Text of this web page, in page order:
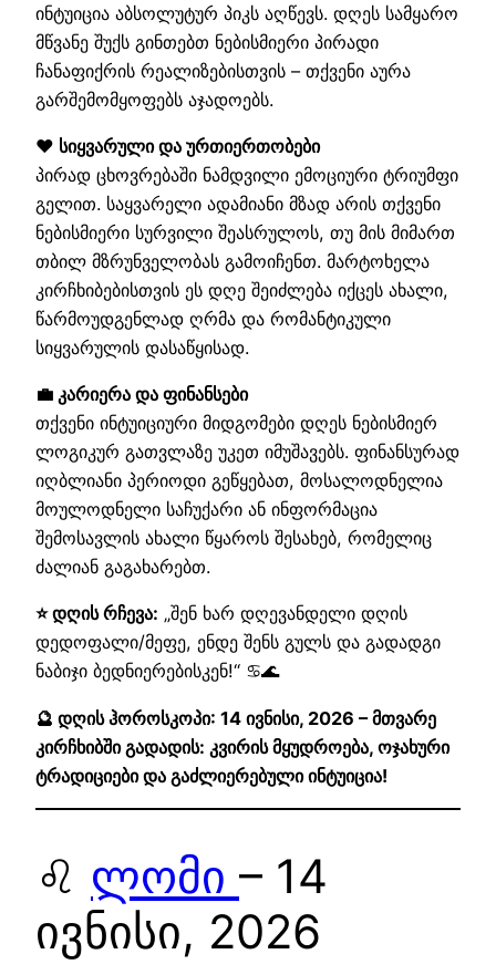
ინტუიცია აბსოლუტურ პიკს აღწევს. დღეს სამყარო
მწვანე შუქს გინთებთ ნებისმიერი პირადი
ჩანაფიქრის რეალიზებისთვის – თქვენი აურა
გარშემომყოფებს აჯადოებს.
❤️ სიყვარული და ურთიერთობები
პირად ცხოვრებაში ნამდვილი ემოციური ტრიუმფი
გელით. საყვარელი ადამიანი მზად არის თქვენი
ნებისმიერი სურვილი შეასრულოს, თუ მის მიმართ
თბილ მზრუნველობას გამოიჩენთ. მარტოხელა
კირჩხიბებისთვის ეს დღე შეიძლება იქცეს ახალი,
წარმოუდგენლად ღრმა და რომანტიკული
სიყვარულის დასაწყისად.
💼 კარიერა და ფინანსები
თქვენი ინტუიციური მიდგომები დღეს ნებისმიერ
ლოგიკურ გათვლაზე უკეთ იმუშავებს. ფინანსურად
იღბლიანი პერიოდი გეწყებათ, მოსალოდნელია
მოულოდნელი საჩუქარი ან ინფორმაცია
შემოსავლის ახალი წყაროს შესახებ, რომელიც
ძალიან გაგახარებთ.
⭐ დღის რჩევა: „შენ ხარ დღევანდელი დღის
დედოფალი/მეფე, ენდე შენს გულს და გადადგი
ნაბიჯი ბედნიერებისკენ!“ ♋🌊
🔮 დღის ჰოროსკოპი: 14 ივნისი, 2026 – მთვარე
კირჩხიბში გადადის: კვირის მყუდროება, ოჯახური
ტრადიციები და გაძლიერებული ინტუიცია!
♌ ლომი – 14
ივნისი, 2026